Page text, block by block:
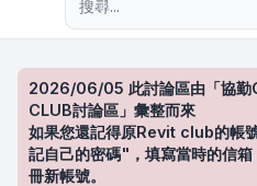
2026/06/05 此討論區由「協勤
CLUB討論區」彙整而來
如果您還記得原Revit club的帳
記自己的密碼"，填寫當時的信
冊新帳號。